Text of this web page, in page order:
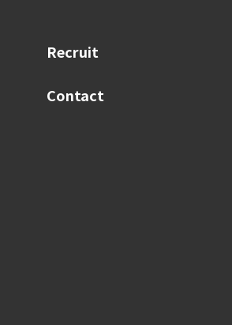
Recruit
Contact